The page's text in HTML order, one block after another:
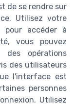
de se rendre sur
Utilisez votre
accéder à
vous pouvez
des opérations
des utilisateurs
l'interface est
personnes
Utilisez